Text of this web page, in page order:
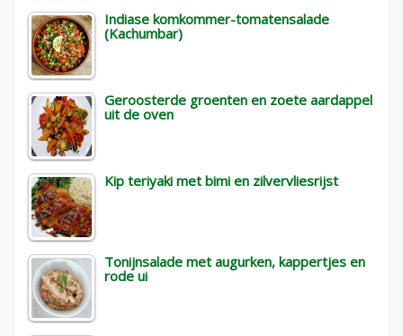
Indiase komkommer-tomatensalade
(Kachumbar)
Geroosterde groenten en zoete aardappel
uit de oven
Kip teriyaki met bimi en zilvervliesrijst
Tonijnsalade met augurken, kappertjes en
rode ui